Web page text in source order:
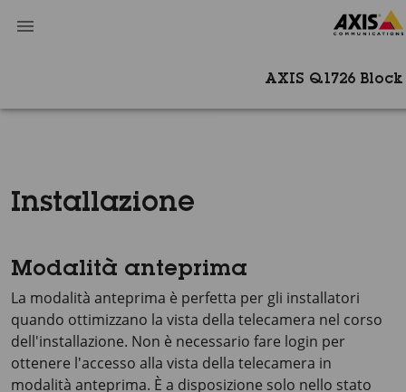
AXIS Q1726
Installazione
Modalità anteprima
La modalità anteprima è perfetta per gli installatori
quando ottimizzano la vista della telecamera nel corso
dell'installazione. Non è necessario fare login per
ottenere l'accesso alla vista della telecamera in
modalità anteprima. È a disposizione solo nello stato